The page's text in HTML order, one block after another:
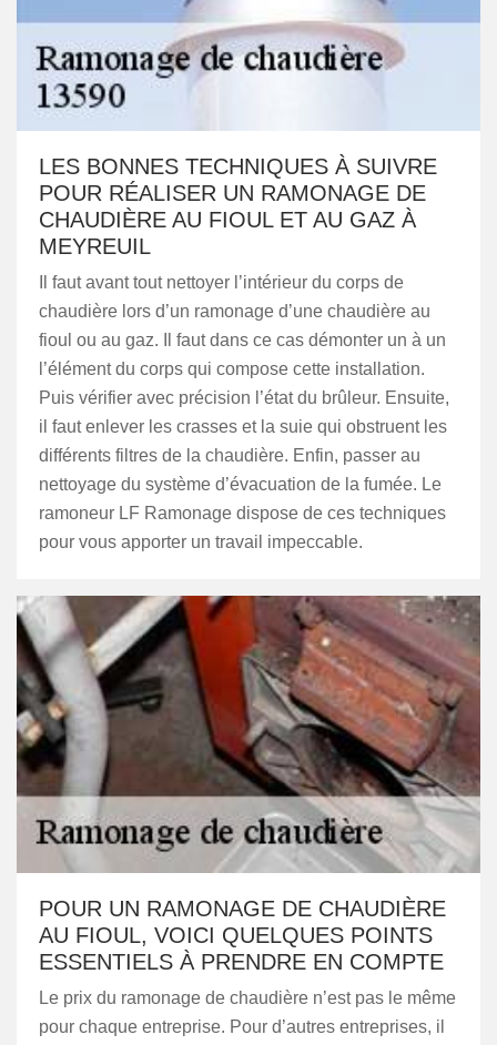
LES BONNES TECHNIQUES À SUIVRE
POUR RÉALISER UN RAMONAGE DE
CHAUDIÈRE AU FIOUL ET AU GAZ À
MEYREUIL
Il faut avant tout nettoyer l’intérieur du corps de
chaudière lors d’un ramonage d’une chaudière au
fioul ou au gaz. Il faut dans ce cas démonter un à un
l’élément du corps qui compose cette installation.
Puis vérifier avec précision l’état du brûleur. Ensuite,
il faut enlever les crasses et la suie qui obstruent les
différents filtres de la chaudière. Enfin, passer au
nettoyage du système d’évacuation de la fumée. Le
ramoneur LF Ramonage dispose de ces techniques
pour vous apporter un travail impeccable.
POUR UN RAMONAGE DE CHAUDIÈRE
AU FIOUL, VOICI QUELQUES POINTS
ESSENTIELS À PRENDRE EN COMPTE
Le prix du ramonage de chaudière n’est pas le même
pour chaque entreprise. Pour d’autres entreprises, il